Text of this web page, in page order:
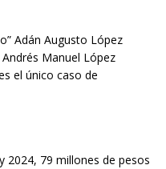
Adán Augusto López
Manuel López
el único caso de
2024, 79 millones de pesos